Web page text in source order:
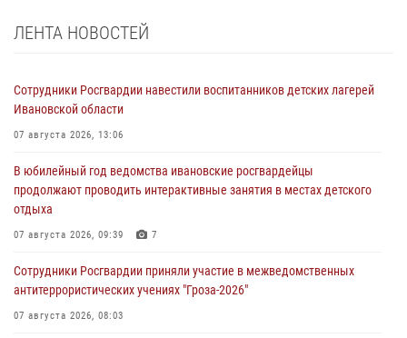
ЛЕНТА НОВОСТЕЙ
Сотрудники Росгвардии навестили воспитанников детских лагерей
Ивановской области
07 августа 2026, 13:06
В юбилейный год ведомства ивановские росгвардейцы
продолжают проводить интерактивные занятия в местах детского
отдыха
07 августа 2026, 09:39 7
Сотрудники Росгвардии приняли участие в межведомственных
антитеррористических учениях "Гроза-2026"
07 августа 2026, 08:03